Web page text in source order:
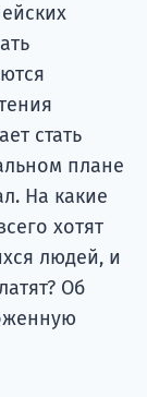
стать
плане
На какие
хотят
людей, и
Об